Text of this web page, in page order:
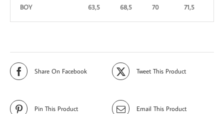
BOY
63,5 68,5 70 71,5
Share On Facebook Tweet This Product
Pin This Product Email This Product